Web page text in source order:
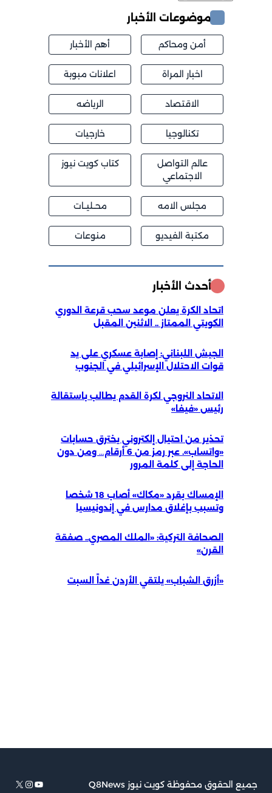
موضوعات الأخبار
أمن ومحاكم أهم الأخبار
اخبار المراة اعلانات مبوبة
الاقتصاد الرياضه
تكنالوجيا خارجيات
عالم التواصل
الاجتماعي
كتاب كويت نيوز
مجلس الامه محــليــات
مكتبة الفيديو منوعات
أحدث الأخبار
اتحاد الكرة يعلن موعد سحب قرعة الدوري
الكويتي الممتاز .. الاثنين المقبل
الجيش اللبناني: إصابة عسكري على يد
قوات الاحتلال الإسرائيلي في الجنوب
الاتحاد النروجي لكرة القدم يطالب باستقالة
رئيس «فيفا»
تحذير من احتيال إلكتروني يخترق حسابات
«واتساب». عبر رمز من 6 أرقام… ومن دون
الحاجة إلى كلمة المرور
الإمساك بقرد «مكاك» أصاب 18 شخصا
وتسبب بإغلاق مدارس في إندونيسيا
الصحافة التركية: «الملك المصري.. صفقة
القرن»
«أزرق الشباب» يلتقي الأردن غداً السبت
جميع الحقوق محفوظة كويت نيوز Q8News يوتيوبإكس